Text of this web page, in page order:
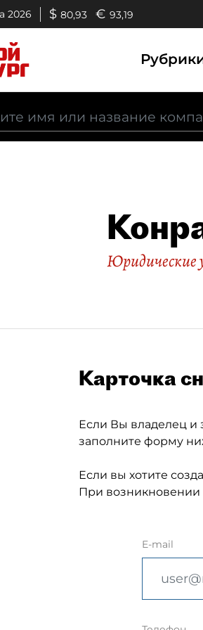
2026 $ 80,93 € 93,19
Юридические
Карточка
Если Вы владелец и
заполните форму
Если вы хотите
При возникновении
E-mail